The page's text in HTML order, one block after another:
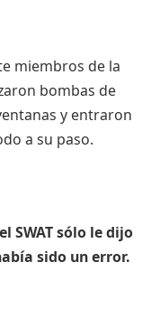
miembros de la
bombas de
y entraron
a su paso.
SWAT sólo le dijo
sido un error.